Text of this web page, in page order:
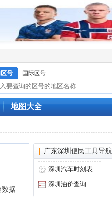
区号 国际区号
地图大全
数据
广东深圳便民工具导航
深圳汽车时刻表
深圳油价查询